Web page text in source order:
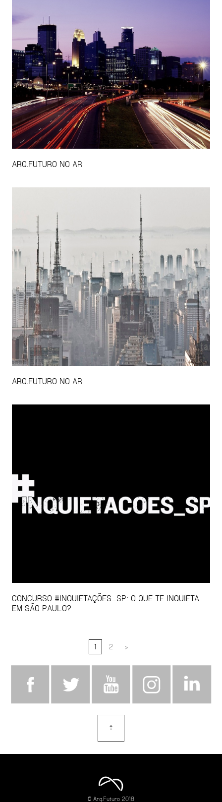
ARQ.FUTURO NO AR
ARQ.FUTURO NO AR
CONCURSO #INQUIETAÇÕES_SP: O QUE TE INQUIETA
EM SÃO PAULO?
1 2 >
⇡
© Arq.Futuro 2018